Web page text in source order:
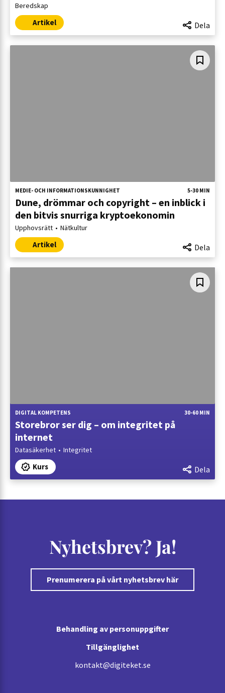
Beredskap
Artikel Dela
MEDIE- OCH INFORMATIONSKUNNIGHET 5-30 MIN
Dune, drömmar och copyright – en inblick i
den bitvis snurriga kryptoekonomin
Upphovsrätt Nätkultur
Artikel Dela
DIGITAL KOMPETENS 30-60 MIN
Storebror ser dig – om integritet på
internet
Datasäkerhet Integritet
Kurs Dela
Behandling av personuppgifter
Tillgänglighet
kontakt@digiteket.se
Nyhetsbrev? Ja!
Prenumerera på vårt nyhetsbrev här